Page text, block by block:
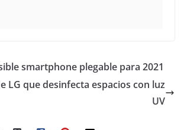
smartphone plegable para 2021
LG que desinfecta espacios con luz
UV